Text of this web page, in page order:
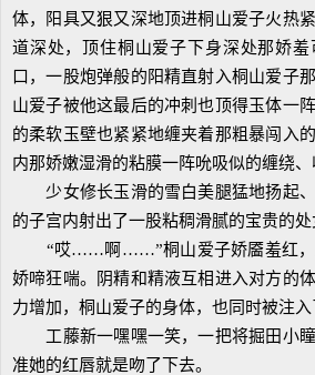
体，阳具又狠又深地顶进桐山爱子火热
道深处，顶住桐山爱子下身深处那娇
口，一股炮弹般的阳精直射入桐山爱子
山爱子被他这最后的冲刺也顶得玉体一
的柔软玉壁也紧紧地缠夹着那粗暴闯入
内那娇嫩湿滑的粘膜一阵吮吸似的缠绕、
少女修长玉滑的雪白美腿猛地扬起、
的子宫内射出了一股粘稠滑腻的宝贵的
“哎……啊……”桐山爱子娇靥羞红，
娇啼狂喘。阴精和精液互相进入对方的
力增加，桐山爱子的身体，也同时被注入
工藤新一嘿嘿一笑，一把将掘田小瞳
准她的红唇就是吻了下去。